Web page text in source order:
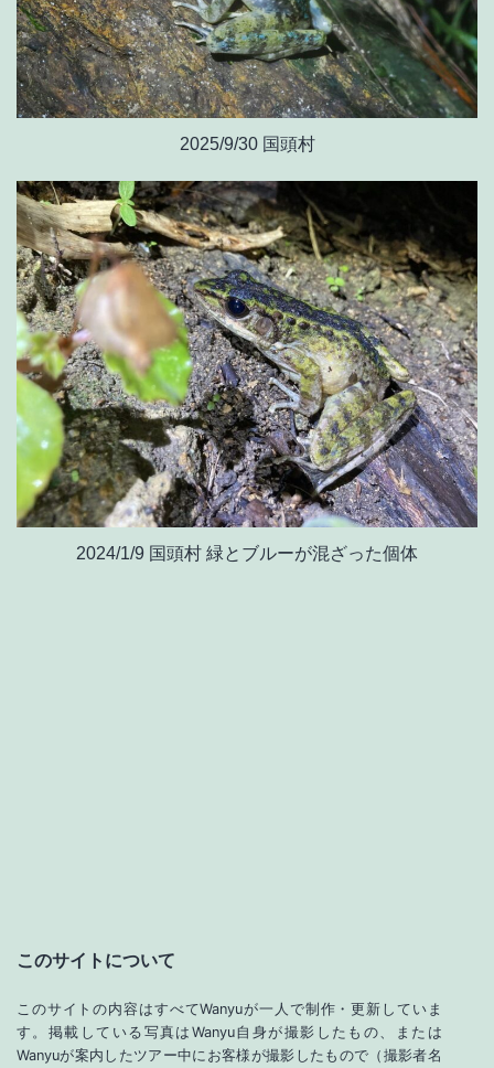
2025/9/30 国頭村
2024/1/9 国頭村 緑とブルーが混ざった個体
このサイトについて
このサイトの内容はすべてWanyuが一人で制作・更新していま
す。掲載している写真はWanyu自身が撮影したもの、または
Wanyuが案内したツアー中にお客様が撮影したもので（撮影者名